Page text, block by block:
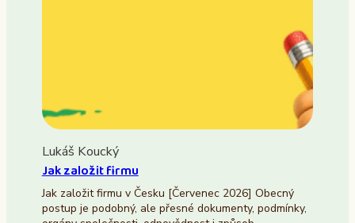
Lukáš Koucký
Jak založit firmu
Jak založit firmu v Česku [Červenec 2026] Obecný
postup je podobný, ale přesné dokumenty, podmínky,